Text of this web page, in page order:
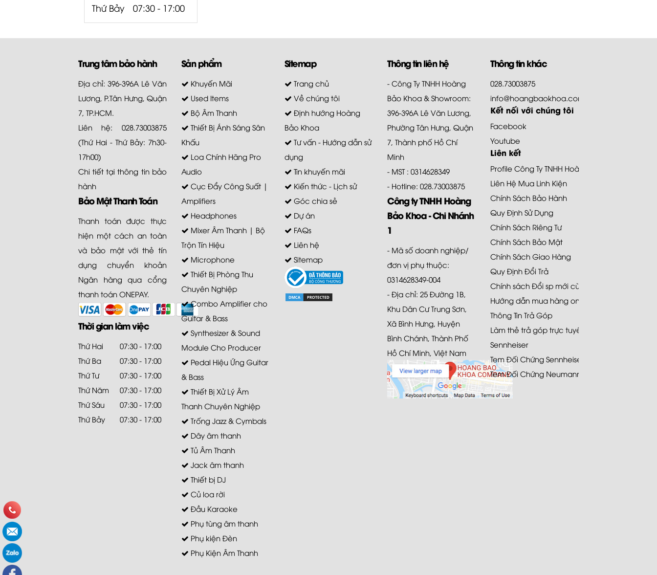
Thứ Bảy
07:30 - 17:00
Trung tâm bảo hành
Địa chỉ: 396-396A Lê Văn
Lương, P.Tân Hưng, Quận
7, TP.HCM.
Liên hệ: 028.73003875
(Thứ Hai - Thứ Bảy: 7h30-
17h00)
Chi tiết tạithông tin bảo
hành
Bảo Mật Thanh Toán
Thanh toán được thực
hiện một cách an toàn
và bảo mật với thẻ tín
dụng chuyển khoản
Ngân hàng qua cổng
thanh toán ONEPAY.
Thời gian làm việc
Thứ Hai
07:30 - 17:00
Thứ Ba
07:30 - 17:00
Thứ Tư
07:30 - 17:00
Thứ Năm
07:30 - 17:00
Thứ Sáu
07:30 - 17:00
Thứ Bảy
07:30 - 17:00
Sản phẩm
Khuyến Mãi
Used Items
Bộ Âm Thanh
Thiết Bị Ánh Sáng Sân
Khấu
Loa Chính Hãng Pro
Audio
Cục Đẩy Công Suất |
Amplifiers
Headphones
Mixer Âm Thanh | Bộ
Trộn Tín Hiệu
Microphone
Thiết Bị Phòng Thu
Chuyên Nghiệp
Combo Amplifier cho
Guitar & Bass
Synthesizer & Sound
Module Cho Producer
Pedal Hiệu Ứng Guitar
& Bass
Thiết Bị Xử Lý Âm
Thanh Chuyên Nghiệp
Trống Jazz & Cymbals
Dây âm thanh
Tủ Âm Thanh
Jack âm thanh
Thiết bị DJ
Củ loa rời
Đầu Karaoke
Phụ tùng âm thanh
Phụ kiện Đèn
Phụ Kiện Âm Thanh
Sitemap
Trang chủ
Về chúng tôi
Định hướng Hoàng
Bảo Khoa
Tư vấn - Hướng dẫn sử
dụng
Tin khuyến mãi
Kiến thức - Lịch sử
Góc chia sẻ
Dự án
FAQs
Liên hệ
Sitemap
Thông tin liên hệ
- Công Ty TNHH Hoàng
Bảo Khoa & Showroom:
396-396A Lê Văn Lương,
Phường Tân Hưng, Quận
7, Thành phố Hồ Chí
Minh
- MST : 0314628349
- Hotline: 028.73003875
Công ty TNHH Hoàng
Bảo Khoa - Chi Nhánh
1
- Mã số doanh nghiệp/
đơn vị phụ thuộc:
0314628349-004
- Địa chỉ: 25 Đường 1B,
Khu Dân Cư Trung Sơn,
Xã Bình Hưng, Huyện
Bình Chánh, Thành Phố
Hồ Chí Minh, Việt Nam
Thông tin khác
028.73003875
info@hoangbaokhoa.com
Kết nối với chúng tôi
Facebook
Youtube
Liên kết
Profile Công Ty TNHH Hoàng Bảo Khoa
Liên Hệ Mua Linh Kiện
Chính Sách Bảo Hành
Quy Định Sử Dụng
Chính Sách Riêng Tư
Chính Sách Bảo Mật
Chính Sách Giao Hàng
Quy Định Đổi Trả
Chính sách Đổi sp mới cùng loại 48H
Hướng dẫn mua hàng online
Thông Tin Trả Góp
Làm thẻ trả góp trực tuyến
Sennheiser
Tem Đối Chứng Sennheiser
Tem Đối Chứng Neumann